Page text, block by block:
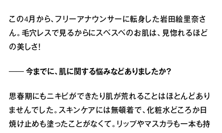
この4月から、フリーアナウンサーに転身した岩田絵里奈さ
ん。毛穴レスで見るからにスベスベのお肌は、見惚れるほど
の美しさ！
── 今までに、肌に関する悩みなどありましたか？
思春期にもニキビができたり肌が荒れることはほとんどあり
ませんでした。スキンケアには無頓着で、化粧水どころか日
焼け止めも塗ったことがなくて。リップやマスカラも一本も持